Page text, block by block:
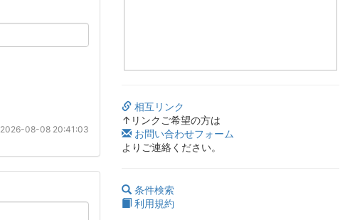
2026-08-08 20:41:03
相互リンク
↑リンクご希望の方は
お問い合わせフォーム
よりご連絡ください。
条件検索
利用規約